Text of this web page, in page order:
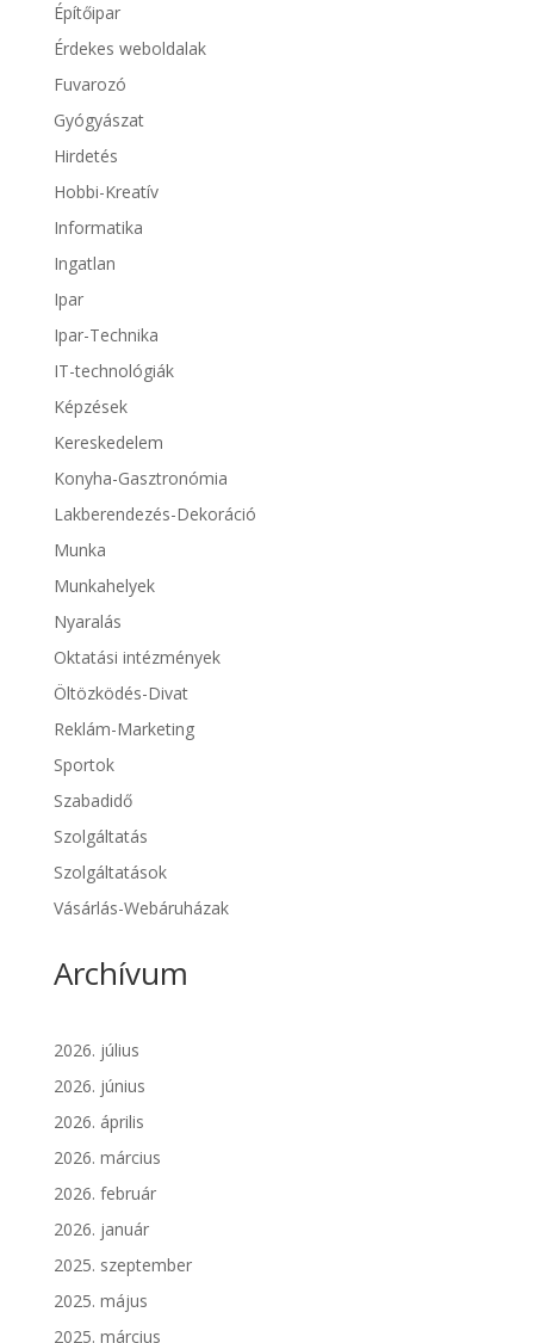
Építőipar
Érdekes weboldalak
Fuvarozó
Gyógyászat
Hirdetés
Hobbi-Kreatív
Informatika
Ingatlan
Ipar
Ipar-Technika
IT-technológiák
Képzések
Kereskedelem
Konyha-Gasztronómia
Lakberendezés-Dekoráció
Munka
Munkahelyek
Nyaralás
Oktatási intézmények
Öltözködés-Divat
Reklám-Marketing
Sportok
Szabadidő
Szolgáltatás
Szolgáltatások
Vásárlás-Webáruházak
Archívum
2026. július
2026. június
2026. április
2026. március
2026. február
2026. január
2025. szeptember
2025. május
2025. március